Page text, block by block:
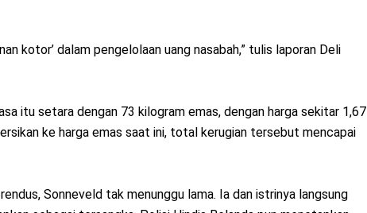
kotor’ dalam pengelolaan uang nasabah,” tulis laporan Deli
itu setara dengan 73 kilogram emas, dengan harga sekitar 1,67
ke harga emas saat ini, total kerugian tersebut mencapai
Sonneveld tak menunggu lama. Ia dan istrinya langsung